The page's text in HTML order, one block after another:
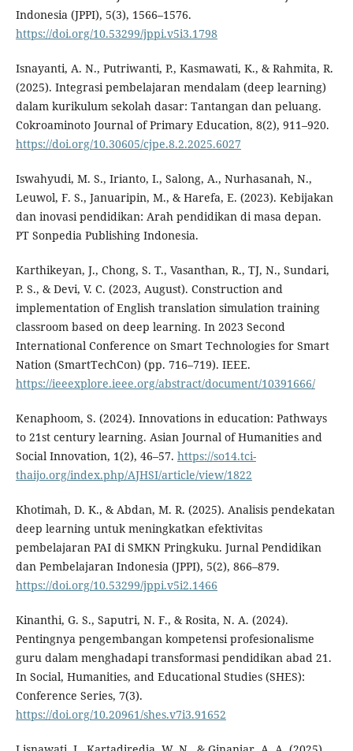
Indonesia (JPPI), 5(3), 1566–1576.
https://doi.org/10.53299/jppi.v5i3.1798
Isnayanti, A. N., Putriwanti, P., Kasmawati, K., & Rahmita, R.
(2025). Integrasi pembelajaran mendalam (deep learning)
dalam kurikulum sekolah dasar: Tantangan dan peluang.
Cokroaminoto Journal of Primary Education, 8(2), 911–920.
https://doi.org/10.30605/cjpe.8.2.2025.6027
Iswahyudi, M. S., Irianto, I., Salong, A., Nurhasanah, N.,
Leuwol, F. S., Januaripin, M., & Harefa, E. (2023). Kebijakan
dan inovasi pendidikan: Arah pendidikan di masa depan.
PT Sonpedia Publishing Indonesia.
Karthikeyan, J., Chong, S. T., Vasanthan, R., TJ, N., Sundari,
P. S., & Devi, V. C. (2023, August). Construction and
implementation of English translation simulation training
classroom based on deep learning. In 2023 Second
International Conference on Smart Technologies for Smart
Nation (SmartTechCon) (pp. 716–719). IEEE.
https://ieeexplore.ieee.org/abstract/document/10391666/
Kenaphoom, S. (2024). Innovations in education: Pathways
to 21st century learning. Asian Journal of Humanities and
Social Innovation, 1(2), 46–57. https://so14.tci-
thaijo.org/index.php/AJHSI/article/view/1822
Khotimah, D. K., & Abdan, M. R. (2025). Analisis pendekatan
deep learning untuk meningkatkan efektivitas
pembelajaran PAI di SMKN Pringkuku. Jurnal Pendidikan
dan Pembelajaran Indonesia (JPPI), 5(2), 866–879.
https://doi.org/10.53299/jppi.v5i2.1466
Kinanthi, G. S., Saputri, N. F., & Rosita, N. A. (2024).
Pentingnya pengembangan kompetensi profesionalisme
guru dalam menghadapi transformasi pendidikan abad 21.
In Social, Humanities, and Educational Studies (SHES):
Conference Series, 7(3).
https://doi.org/10.20961/shes.v7i3.91652